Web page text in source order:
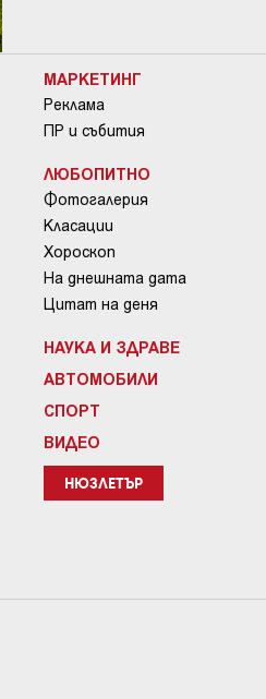
МАРКЕТИНГ
Реклама
ПР и събития
ЛЮБОПИТНО
Фотогалерия
Класации
Хороскоп
На днешната дата
Цитат на деня
НАУКА И ЗДРАВЕ
АВТОМОБИЛИ
СПОРТ
ВИДЕО
НЮЗЛЕТЪР